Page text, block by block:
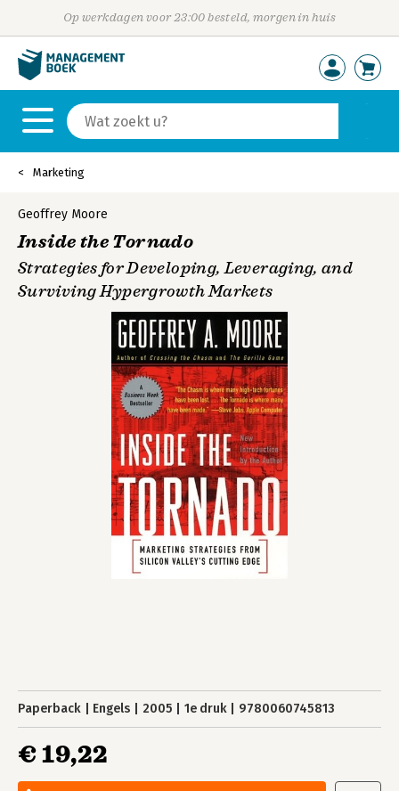
Op werkdagen voor 23:00 besteld, morgen in huis
Marketing
Geoffrey Moore
Inside the Tornado
Strategies for Developing, Leveraging, and
Surviving Hypergrowth Markets
Paperback Engels 2005 1e druk 9780060745813
€ 19,22